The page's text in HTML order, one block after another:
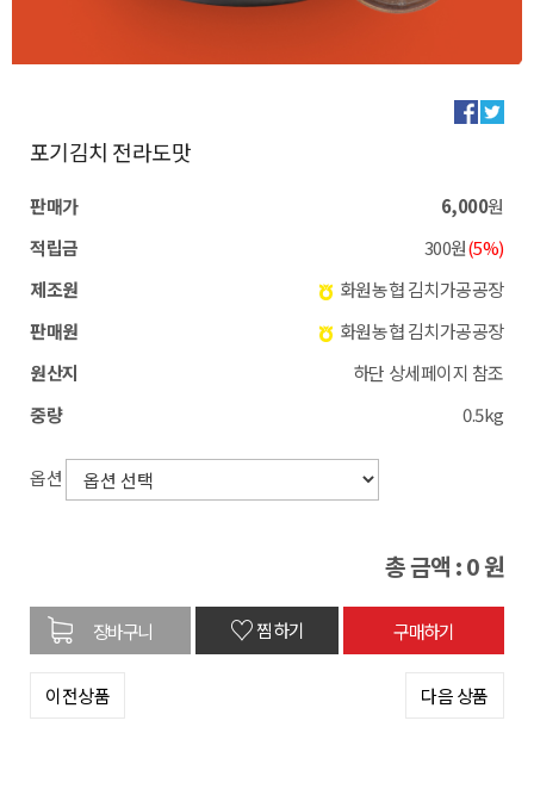
포기김치 전라도맛
판매가 6,000원
적립금
300원(5%)
제조원
화원농협 김치가공공장
판매원
화원농협 김치가공공장
원산지
하단 상세페이지 참조
중량
0.5kg
옵션
총 금액 :0원
♡찜하기
이전상품 다음 상품